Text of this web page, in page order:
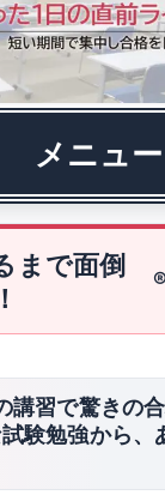
メニュー
まで面倒
®
講習で驚きの
験勉強から、